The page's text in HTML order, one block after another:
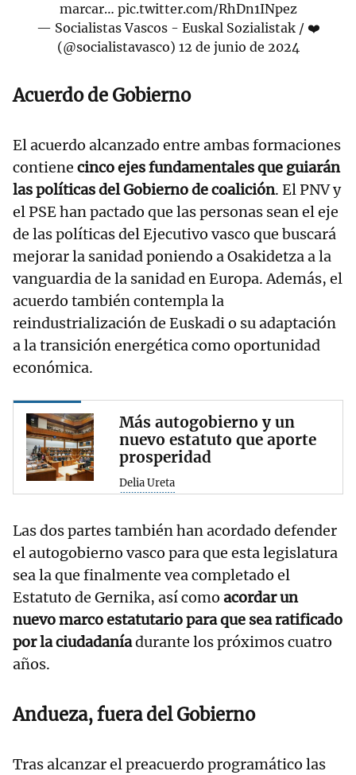
marcar… pic.twitter.com/RhDn1INpez
— Socialistas Vascos - Euskal Sozialistak / ❤️
(@socialistavasco) 12 de junio de 2024
Acuerdo de Gobierno
El acuerdo alcanzado entre ambas formaciones
contiene cinco ejes fundamentales que guiarán
las políticas del Gobierno de coalición. El PNV y
el PSE han pactado que las personas sean el eje
de las políticas del Ejecutivo vasco que buscará
mejorar la sanidad poniendo a Osakidetza a la
vanguardia de la sanidad en Europa. Además, el
acuerdo también contempla la
reindustrialización de Euskadi o su adaptación
a la transición energética como oportunidad
económica.
Más autogobierno y un
nuevo estatuto que aporte
prosperidad
Delia Ureta
Las dos partes también han acordado defender
el autogobierno vasco para que esta legislatura
sea la que finalmente vea completado el
Estatuto de Gernika, así como acordar un
nuevo marco estatutario para que sea ratificado
por la ciudadaníadurante los próximos cuatro
años.
Andueza, fuera del Gobierno
Tras alcanzar el preacuerdo programático las